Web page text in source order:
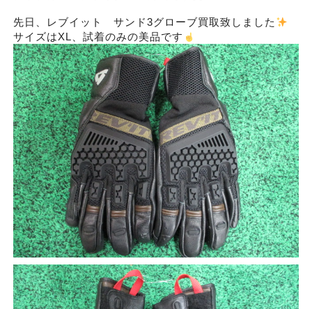
先日、レブイット サンド3グローブ買取致しました
サイズはXL、試着のみの美品です